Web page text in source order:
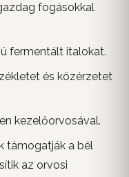
fogásokkal
fermentált italokat.
és közérzetet
kezelőorvosával.
támogatják a bél
az orvosi